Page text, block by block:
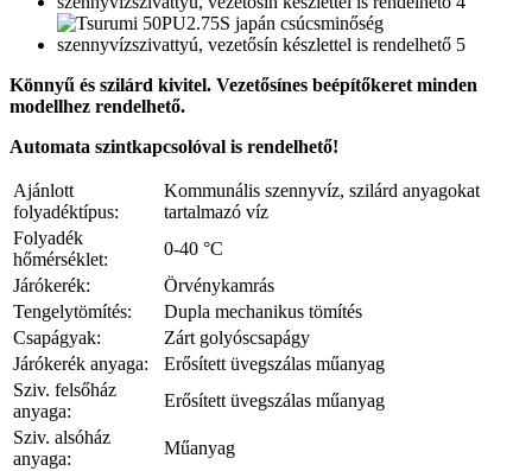
Könnyű és szilárd kivitel. Vezetősínes beépítőkeret minden
modellhez rendelhető.
Automata szintkapcsolóval is rendelhető!
Ajánlott
folyadéktípus:
Kommunális szennyvíz, szilárd anyagokat
tartalmazó víz
Folyadék
hőmérséklet:
0-40 °C
Járókerék:
Örvénykamrás
Tengelytömítés:
Dupla mechanikus tömítés
Csapágyak:
Zárt golyóscsapágy
Járókerék anyaga:
Erősített üvegszálas műanyag
Sziv. felsőház
anyaga:
Erősített üvegszálas műanyag
Sziv. alsóház
anyaga:
Műanyag